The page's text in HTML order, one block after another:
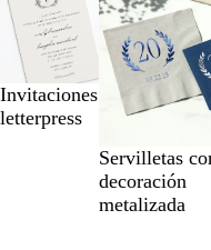
Invitaciones
letterpress
Servilletas
decoración
metalizada
de
a
la